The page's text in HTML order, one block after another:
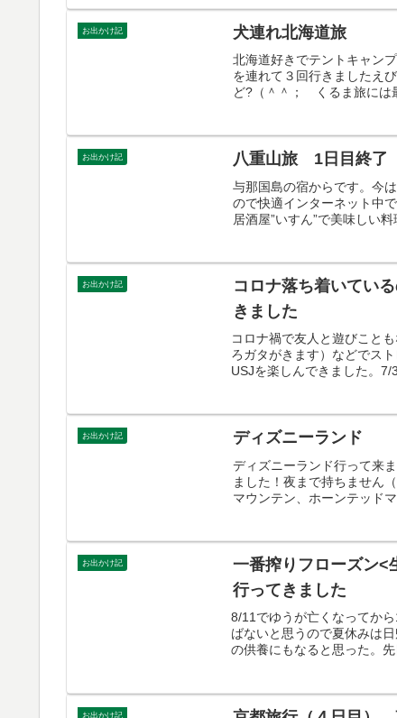
お出かけ記 犬連れ北海道旅
北海道好きでテントキャン
を連れて３回行きましたえ
ど?（＾＾； くるま旅に
お出かけ記 八重山旅 1日目終了
与那国島の宿からです。今
ので快適インターネット中
居酒屋”いすん”で美味しい
お出かけ記
コロナ落ち着いてい
きました
コロナ禍で友人と遊びこと
ろガタがきます）などでス
USJを楽しんできました。7/
お出かけ記 ディズニーランド
ディズニーランド行って来
ました！夜まで持ちません
マウンテン、ホーンテッド
お出かけ記
一番搾りフローズン<
行ってきました
8/11でゆうが亡くなってか
ばないと思うので夏休みは
の供養にもなると思った。
お出かけ記